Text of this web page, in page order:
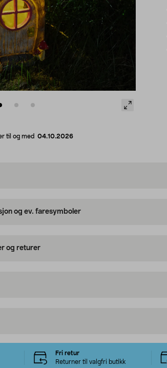
til og med 04.10.2026
og ev. faresymboler
og returer
Fri retur
Returner til valgfri butikk